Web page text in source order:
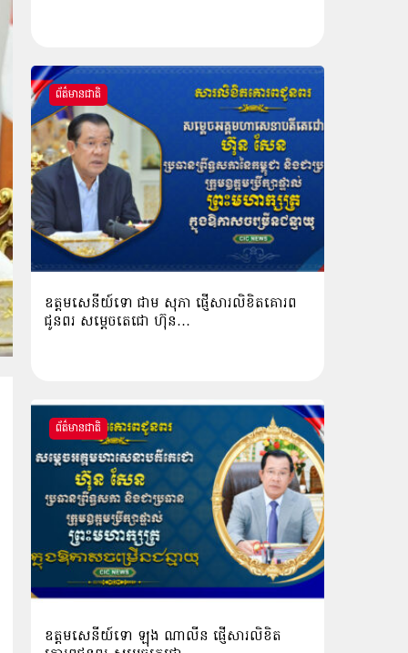
ព័ត៌មានជាតិ
ឧត្តមសេនីយ៍ទោ ជាម សុភា ផ្ញើសារលិខិតគោរព
ជូនពរ សម្ដេចតេជោ ហ៊ុន…
ព័ត៌មានជាតិ
ឧត្ដមសេនីយ៍ទោ ឡុង ណាលីន ផ្ញើសារលិខិត